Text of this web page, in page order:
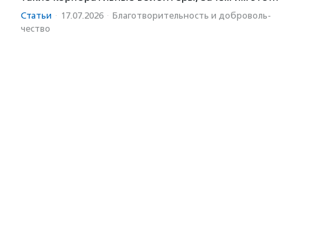
Статьи · 17.07.2026 · Благотвори­тель­ность и доброволь­
чест­во